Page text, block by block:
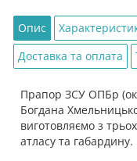
Опис
Доставка та оплата
Прапор ЗСУ ОПБр
Богдана
виготовляємо з
атласу та габардину.